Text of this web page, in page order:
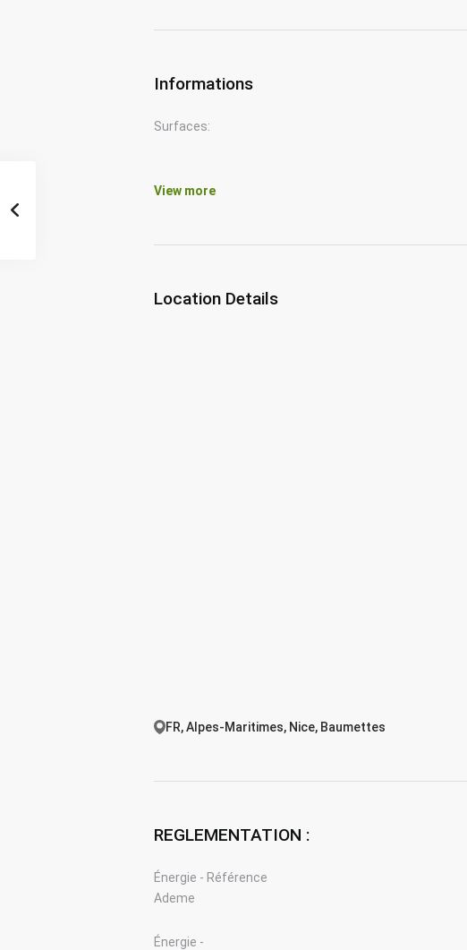
Informations
Surfaces:
View more
Location Details
FR, Alpes-Maritimes, Nice, Baumettes
REGLEMENTATION :
Énergie - Référence
Ademe
Énergie -